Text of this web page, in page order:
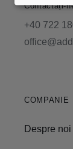
Contactați-
+40 722
COMPANIE
Despre noi